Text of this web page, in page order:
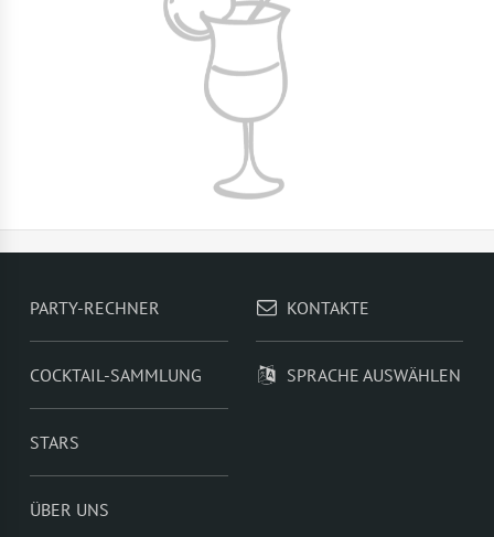
PARTY-RECHNER
COCKTAIL-SAMMLUNG
STARS
ÜBER UNS
KONTAKTE
SPRACHE AUSWÄHLEN